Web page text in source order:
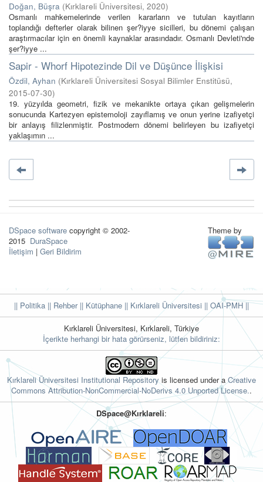
Doğan, Büşra (Kırklareli Üniversitesi, 2020)
Osmanlı mahkemelerinde verilen kararların ve tutulan kayıtların
toplandığı defterler olarak bilinen şer?iyye sicilleri, bu dönemi çalışan
araştırmacılar için en önemli kaynaklar arasındadır. Osmanlı Devleti'nde
şer?iyye ...
Sapir - Whorf Hipotezinde Dil ve Düşünce İlişkisi
Özdil, Ayhan (Kırklareli Üniversitesi Sosyal Bilimler Enstitüsü,
2015-07-30)
19. yüzyılda geometri, fizik ve mekanikte ortaya çıkan gelişmelerin
sonucunda Kartezyen epistemoloji zayıflamış ve onun yerine izafiyetçi
bir anlayış filizlenmiştir. Postmodern dönemi belirleyen bu izafiyetçi
yaklaşımın ...
DSpace software copyright © 2002-
2015 DuraSpace
İletişim | Geri Bildirim
Theme by
|| Politika || Rehber|| Kütüphane || Kırklareli Üniversitesi || OAI-PMH ||
Kırklareli Üniversitesi, Kırklareli, Türkiye
İçerikte herhangi bir hata görürseniz, lütfen bildiriniz:
Kırklareli Üniversitesi Institutional Repository is licensed under aCreative
Commons Attribution-NonCommercial-NoDerivs 4.0 Unported License..
DSpace@Kırklareli: